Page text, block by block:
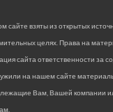
сайте взяты из открытых
целях. Права на
сайта ответственности за
на нашем сайте
Вам, Вашей компании